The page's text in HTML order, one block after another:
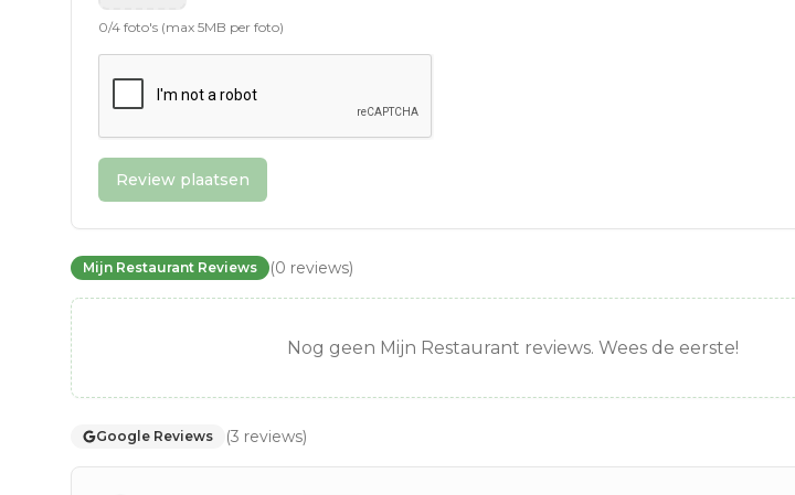
0/4 foto's (max 5MB per foto)
Review plaatsen
Mijn Restaurant Reviews (0 reviews)
Nog geen Mijn Restaurant reviews. Wees de eerste!
Google Reviews (3 reviews)